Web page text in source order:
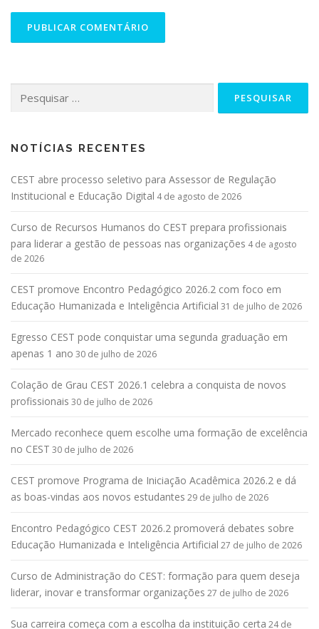
NOTÍCIAS RECENTES
CEST abre processo seletivo para Assessor de Regulação
Institucional e Educação Digital 4 de agosto de 2026
Curso de Recursos Humanos do CEST prepara profissionais
para liderar a gestão de pessoas nas organizações 4 de agosto
de 2026
CEST promove Encontro Pedagógico 2026.2 com foco em
Educação Humanizada e Inteligência Artificial 31 de julho de 2026
Egresso CEST pode conquistar uma segunda graduação em
apenas 1 ano 30 de julho de 2026
Colação de Grau CEST 2026.1 celebra a conquista de novos
profissionais 30 de julho de 2026
Mercado reconhece quem escolhe uma formação de excelência
no CEST 30 de julho de 2026
CEST promove Programa de Iniciação Acadêmica 2026.2 e dá
as boas-vindas aos novos estudantes 29 de julho de 2026
Encontro Pedagógico CEST 2026.2 promoverá debates sobre
Educação Humanizada e Inteligência Artificial 27 de julho de 2026
Curso de Administração do CEST: formação para quem deseja
liderar, inovar e transformar organizações 27 de julho de 2026
Sua carreira começa com a escolha da instituição certa 24 de